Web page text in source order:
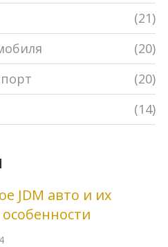
(21)
(20)
(20)
(14)
JDM авто и их